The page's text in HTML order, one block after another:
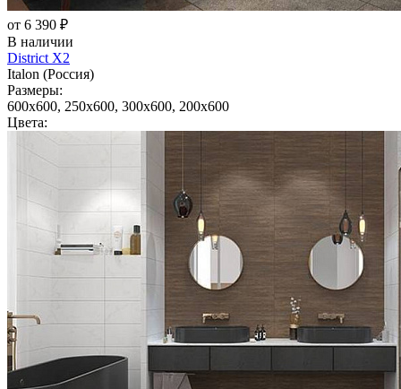
от 6 390 ₽
В наличии
District X2
Italon (Россия)
Размеры:
600x600, 250x600, 300x600, 200x600
Цвета: